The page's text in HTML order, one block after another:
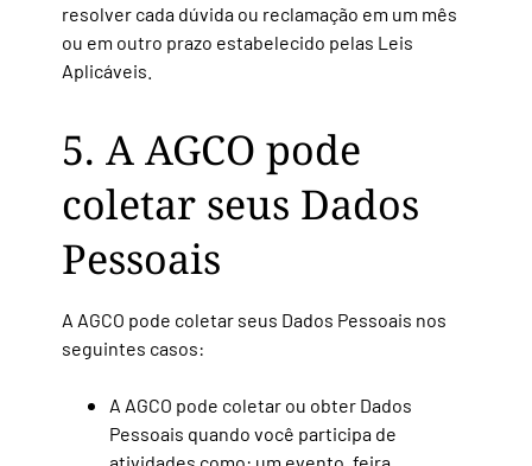
resolver cada dúvida ou reclamação em um mês
ou em outro prazo estabelecido pelas Leis
Aplicáveis.
5. A AGCO pode
coletar seus Dados
Pessoais
A AGCO pode coletar seus Dados Pessoais nos
seguintes casos:
A AGCO pode coletar ou obter Dados
Pessoais quando você participa de
atividades como: um evento, feira,